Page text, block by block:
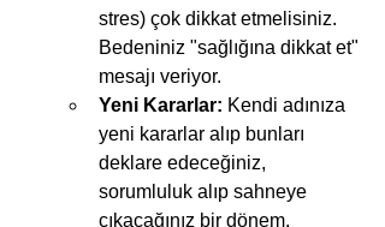
stres) çok dikkat etmelisiniz.
Bedeniniz "sağlığına dikkat et"
mesajı veriyor.
Yeni Kararlar: Kendi adınıza
yeni kararlar alıp bunları
deklare edeceğiniz,
sorumluluk alıp sahneye
çıkacağınız bir dönem.